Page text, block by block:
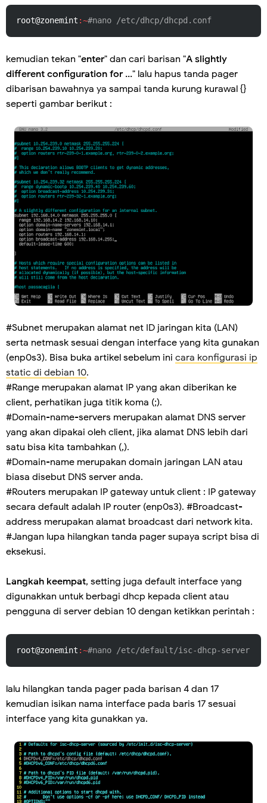
root@zonemint :~#nano /etc/dhcp/dhcpd.conf
kemudian tekan "enter" dan cari barisan "A slightly
different configuration for ..." lalu hapus tanda pager
dibarisan bawahnya ya sampai tanda kurung kurawal {}
seperti gambar berikut :
#Subnet merupakan alamat net ID jaringan kita (LAN)
serta netmask sesuai dengan interface yang kita gunakan
(enp0s3). Bisa buka artikel sebelum ini cara konfigurasi ip
static di debian 10.
#Range merupakan alamat IP yang akan diberikan ke
client, perhatikan juga titik koma (;).
#Domain-name-servers merupakan alamat DNS server
yang akan dipakai oleh client, jika alamat DNS lebih dari
satu bisa kita tambahkan (,).
#Domain-name merupakan domain jaringan LAN atau
biasa disebut DNS server anda.
#Routers merupakan IP gateway untuk client : IP gateway
secara default adalah IP router (enp0s3). #Broadcast-
address merupakan alamat broadcast dari network kita.
#Jangan lupa hilangkan tanda pager supaya script bisa di
eksekusi.
Langkah keempat, setting juga default interface yang
digunakkan untuk berbagi dhcp kepada client atau
pengguna di server debian 10 dengan ketikkan perintah :
root@zonemint :~#nano /etc/default/isc-dhcp-server
lalu hilangkan tanda pager pada barisan 4 dan 17
kemudian isikan nama interface pada baris 17 sesuai
interface yang kita gunakkan ya.